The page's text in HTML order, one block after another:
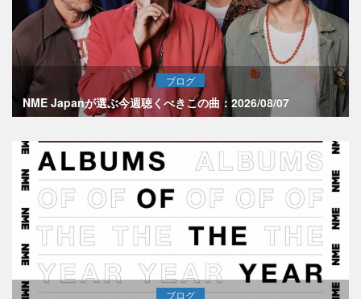
ブログ
NME Japanが選ぶ今週聴くべきこの曲：2026/08/07
ブログ